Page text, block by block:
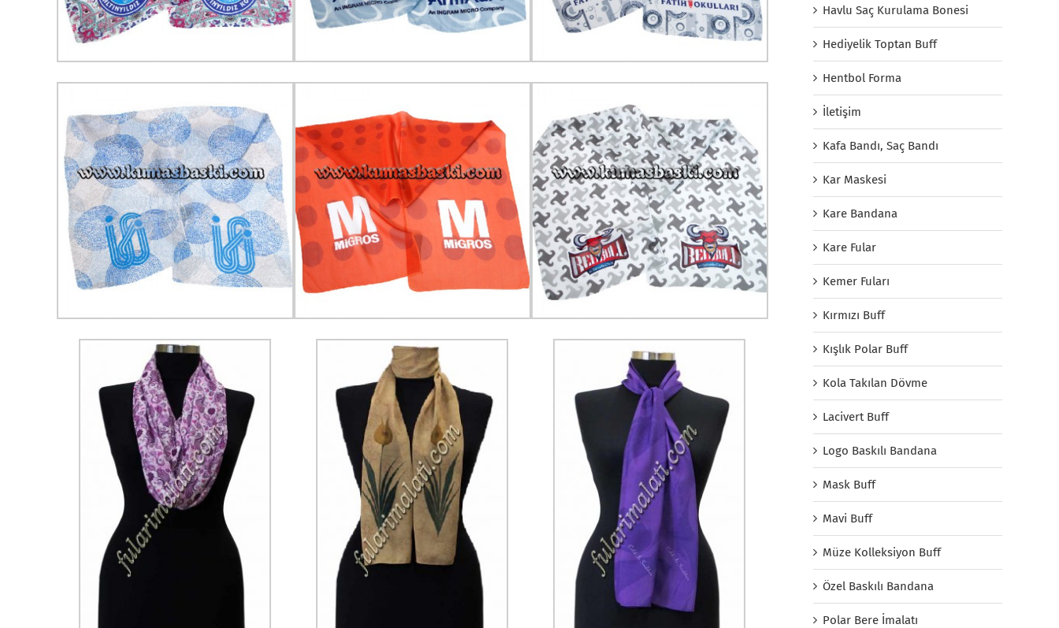
Havlu Saç Kurulama Bonesi
Hediyelik Toptan Buff
Hentbol Forma
İletişim
Kafa Bandı, Saç Bandı
Kar Maskesi
Kare Bandana
Kare Fular
Kemer Fuları
Kırmızı Buff
Kışlık Polar Buff
Kola Takılan Dövme
Lacivert Buff
Logo Baskılı Bandana
Mask Buff
Mavi Buff
Müze Kolleksiyon Buff
Özel Baskılı Bandana
Polar Bere İmalatı